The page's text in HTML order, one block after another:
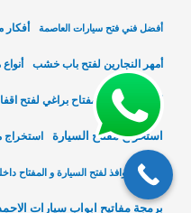
أفضل فني فتح سيارات العاصمة أفكار
أمهر النجارين لفتح باب خشب
استخدام الفني مفتاح براغي لفتح
استخراج مفتاح السيارة استخراج
افحص النوافذ لفتح السيارة و المفتاح
برمجة مفاتيح ابواب سيارات